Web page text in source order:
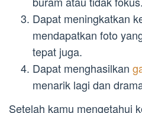
Dapat meningkatkan
mendapatkan foto
tepat juga.
Dapat menghasilkan
menarik lagi dan
Setelah kamu mengetahui